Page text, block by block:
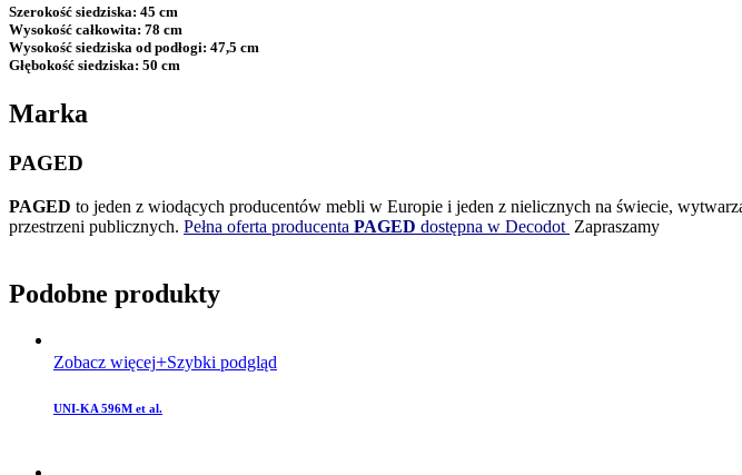
Szerokość siedziska: 45 cm
Wysokość całkowita: 78 cm
Wysokość siedziska od podłogi: 47,5 cm
Głębokość siedziska: 50 cm
Marka
PAGED
PAGED to jeden z wiodących producentów mebli w Europie i jeden z nielicznych na świecie,
przestrzeni publicznych. Pełna oferta producenta PAGED dostępna w Decodot Zapraszamy
Podobne produkty
Zobacz więcej Szybki podgląd
UNI-KA 596M et al.